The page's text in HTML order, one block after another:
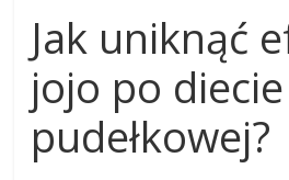
Jak uniknąć
jojo po diecie
pudełkowej?